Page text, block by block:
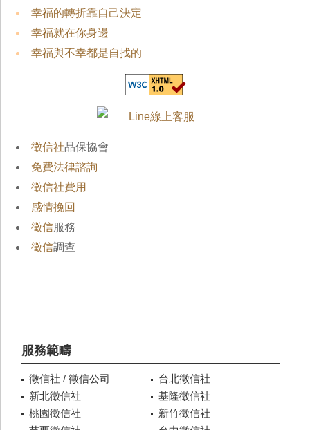
幸福的轉折靠自己決定
幸福就在你身邊
幸福與不幸都是自找的
徵信社品保協會
免費法律諮詢
徵信社費用
感情挽回
徵信服務
徵信調查
服務範疇
徵信社 / 徵信公司
台北徵信社
新北徵信社
基隆徵信社
桃園徵信社
新竹徵信社